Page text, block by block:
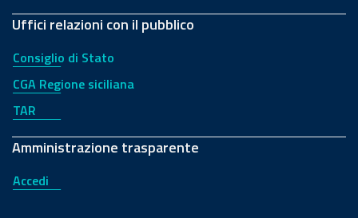
Uffici relazioni con il pubblico
Consiglio di Stato
CGA Regione siciliana
TAR
Amministrazione trasparente
Accedi